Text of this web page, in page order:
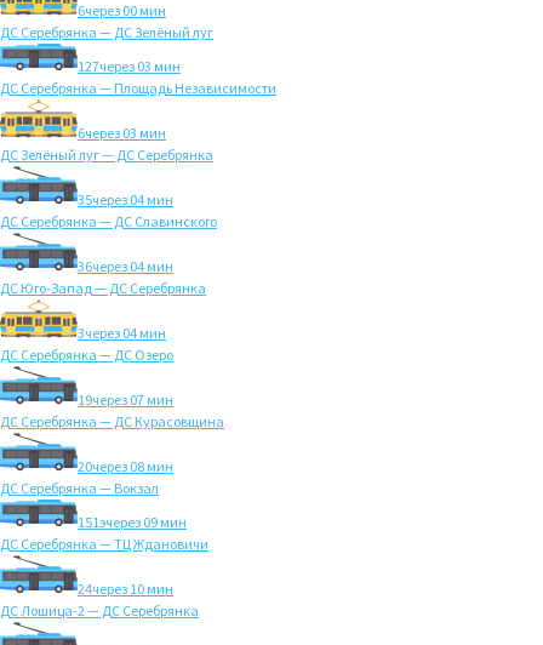
6через 00 мин
ДС Серебрянка — ДС Зелёный луг
127через 03 мин
ДС Серебрянка — Площадь Независимости
6через 03 мин
ДС Зелёный луг — ДС Серебрянка
35через 04 мин
ДС Серебрянка — ДС Славинского
36через 04 мин
ДС Юго-Запад — ДС Серебрянка
3через 04 мин
ДС Серебрянка — ДС Озеро
19через 07 мин
ДС Серебрянка — ДС Курасовщина
20через 08 мин
ДС Серебрянка — Вокзал
151эчерез 09 мин
ДС Серебрянка — ТЦ Ждановичи
24через 10 мин
ДС Лошица-2 — ДС Серебрянка